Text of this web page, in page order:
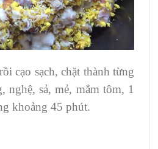
cạo sạch, chặt thành từng
nghệ, sả, mẻ, mắm tôm, 1
khoảng 45 phút.